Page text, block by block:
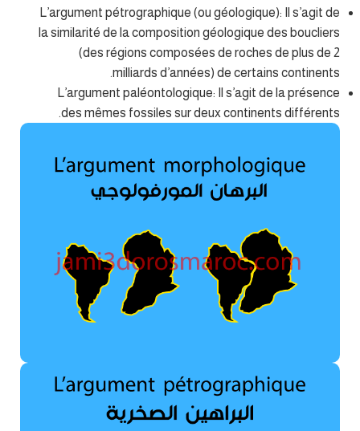
L’argument pétrographique (ou géologique): Il s’agit de
la similarité de la composition géologique des boucliers
(des régions composées de roches de plus de 2
milliards d’années) de certains continents.
L’argument paléontologique: Il s’agit de la présence
des mêmes fossiles sur deux continents différents.